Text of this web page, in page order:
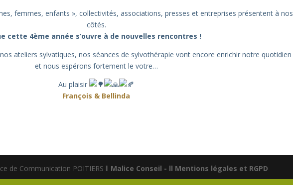
femmes, enfants », collectivités, associations, presses et entreprises présentent à nos
côtés.
cette 4ème année s’ouvre à de nouvelles rencontres !
ateliers sylvatiques, nos séances de sylvothérapie vont encore enrichir notre quotidien
et nous espérons fortement le votre…
Au plaisir
François & Bellinda
de Communication POITIERS ll Malice Conseil - ll Mentions légales et RGPD